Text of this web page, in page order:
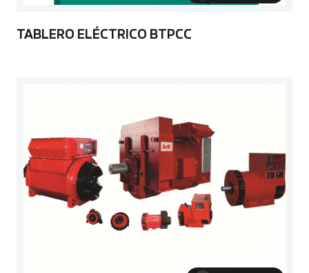
TABLERO ELÉCTRICO BTPCC